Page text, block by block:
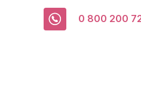
0 800 200